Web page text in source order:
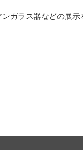
ガラス器などの展